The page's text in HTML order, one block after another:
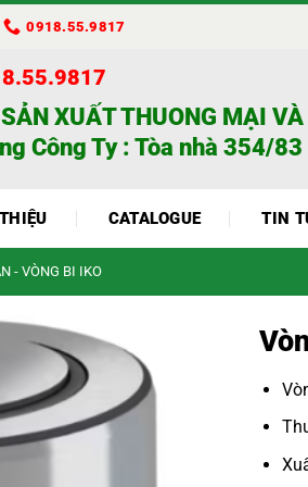
0918.55.9817
XUẤT THUONG MẠI
Công Ty : Tòa nhà 354/
CATALOGUE TIN
- VÒNG BI IKO